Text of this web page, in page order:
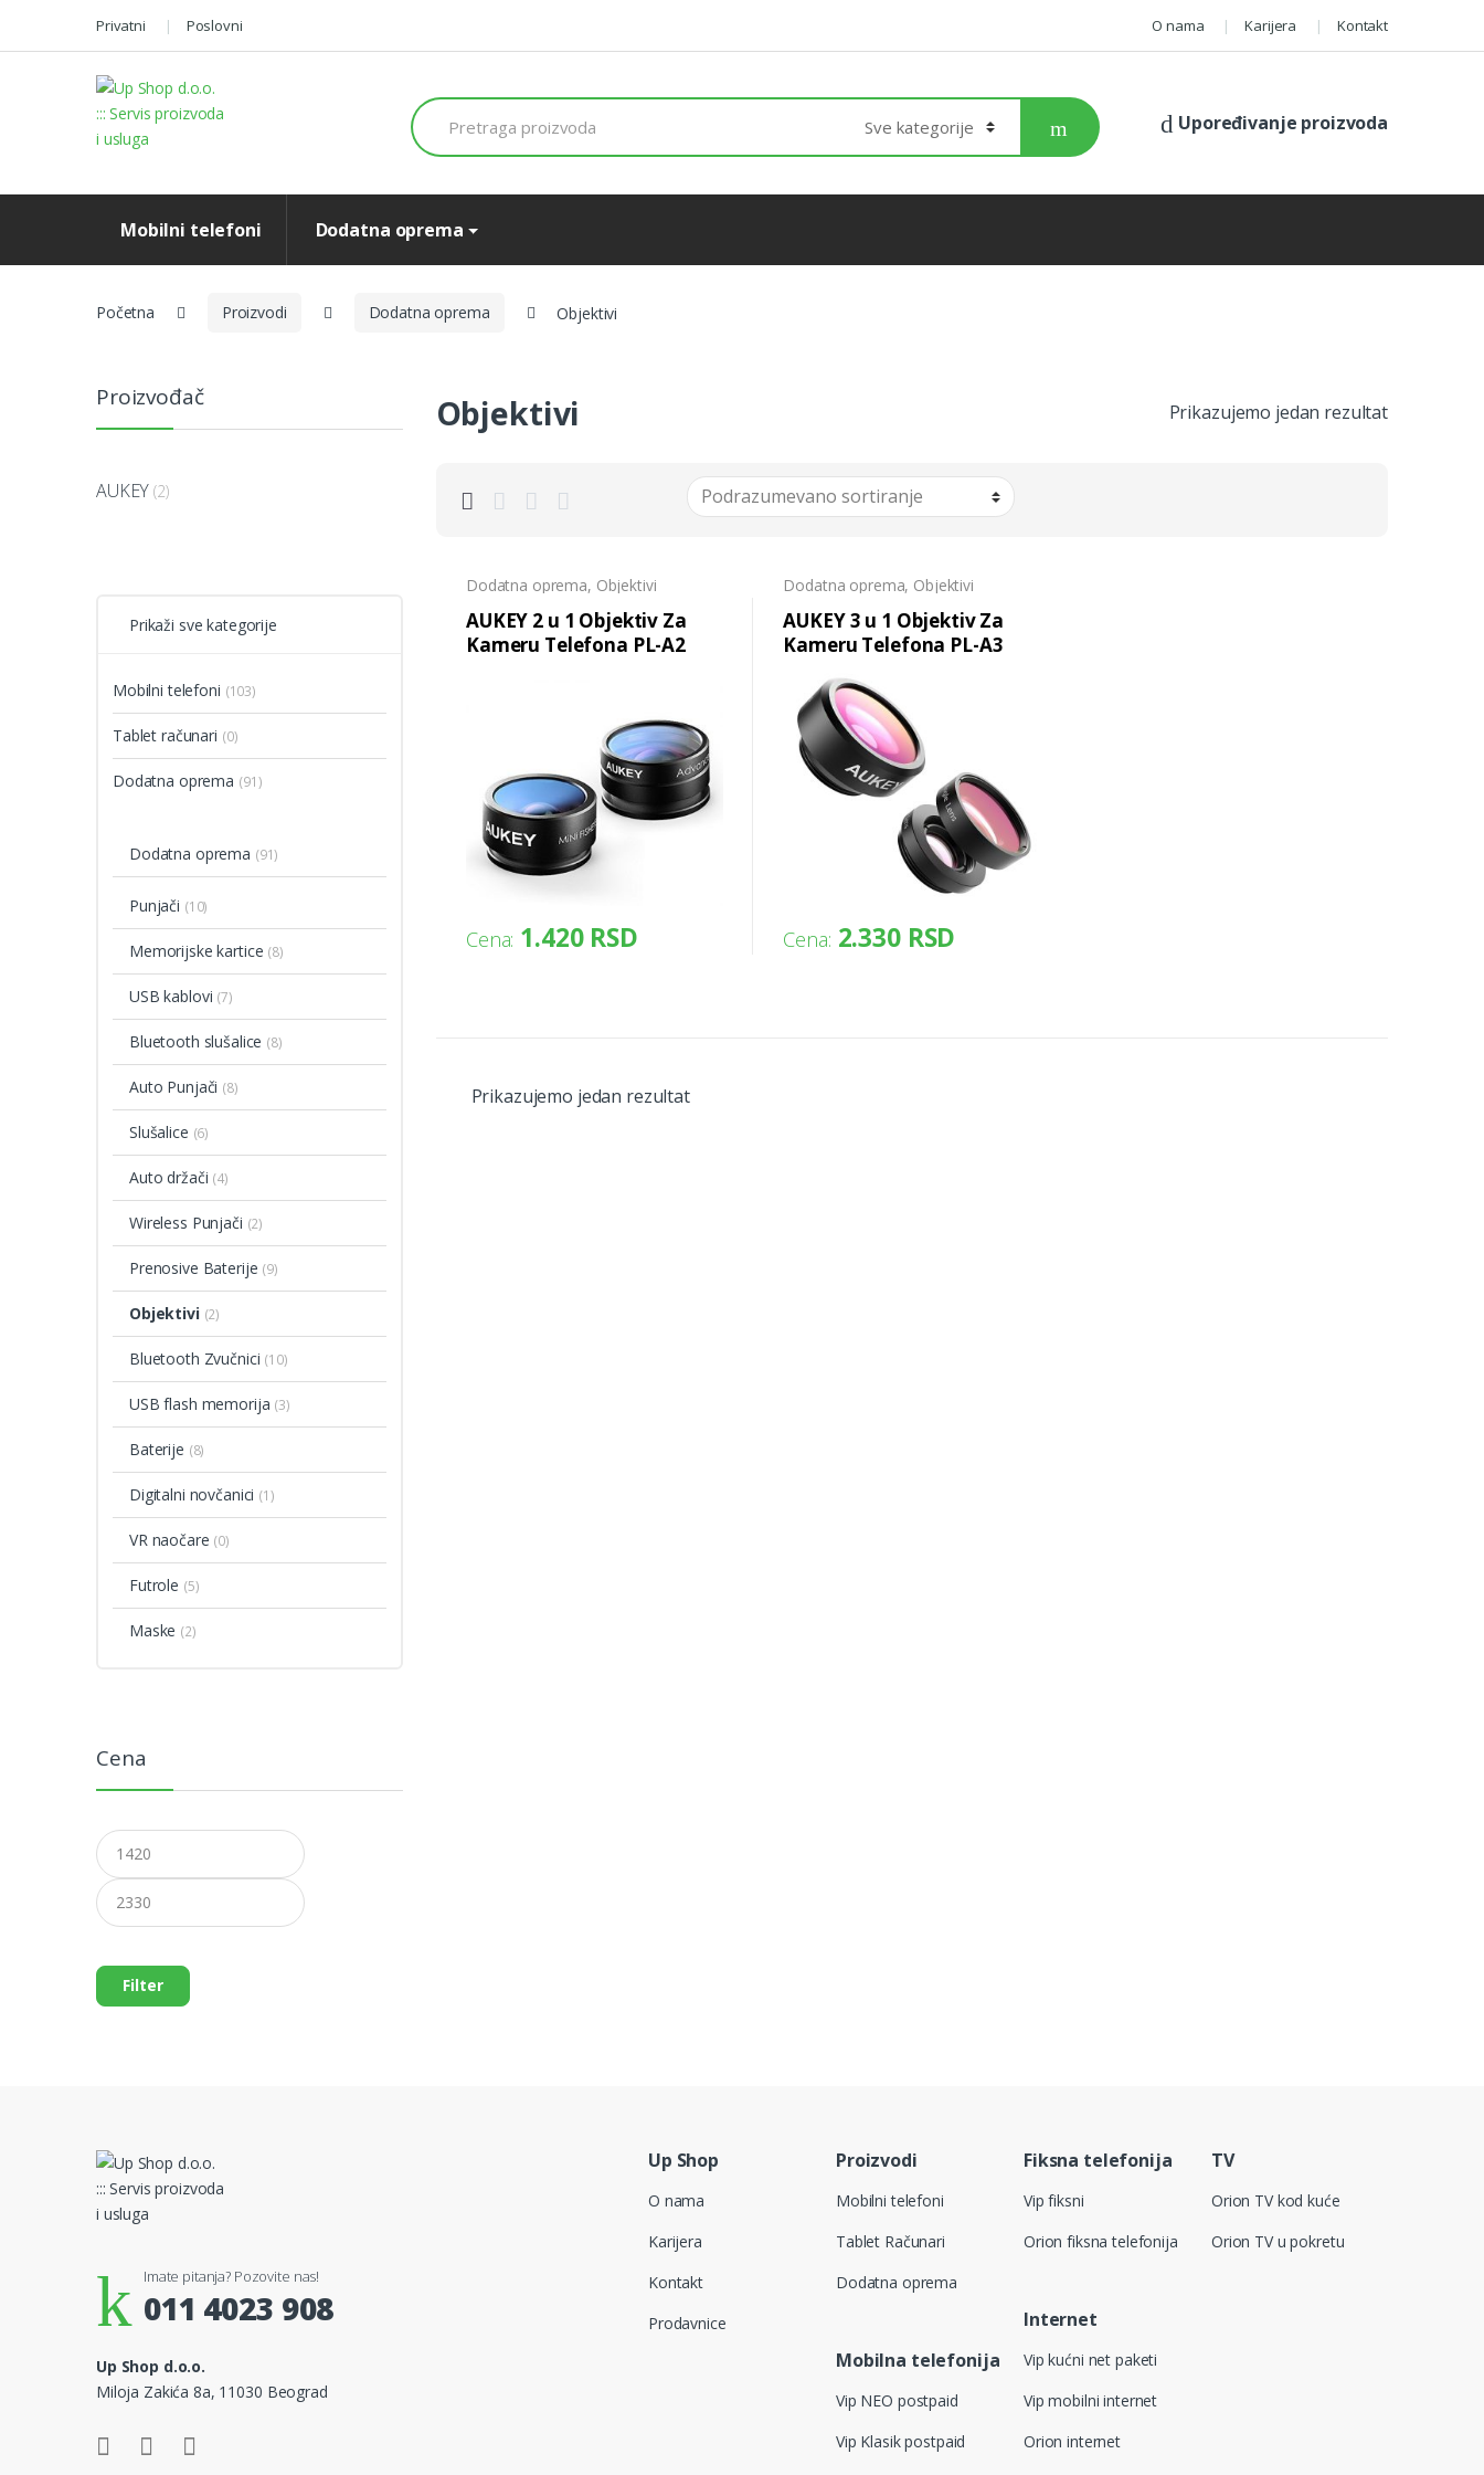
Privatni Poslovni O nama Karijera Kontakt
Search
for:
Upoređivanje proizvoda
Mobilni telefoni Dodatna oprema
Početna Proizvodi Dodatna oprema Objektivi
Objektivi Prikazujemo jedan rezultat
Dodatna oprema, Objektivi
AUKEY 2 u 1 Objektiv Za
Kameru Telefona PL-A2
Cena: 1.420 RSD
Dodatna oprema, Objektivi
AUKEY 3 u 1 Objektiv Za
Kameru Telefona PL-A3
Cena: 2.330 RSD
Prikazujemo jedan rezultat
Proizvođač
AUKEY (2)
Prikaži sve kategorije
Mobilni telefoni (103)
Tablet računari (0)
Dodatna oprema (91)
Dodatna oprema (91)
Punjači (10)
Memorijske kartice (8)
USB kablovi (7)
Bluetooth slušalice (8)
Auto Punjači (8)
Slušalice (6)
Auto držači (4)
Wireless Punjači (2)
Prenosive Baterije (9)
Objektivi (2)
Bluetooth Zvučnici (10)
USB flash memorija (3)
Baterije (8)
Digitalni novčanici (1)
VR naočare (0)
Futrole (5)
Maske (2)
Cena
Filter
Up Shop
O nama
Karijera
Kontakt
Prodavnice
Proizvodi
Mobilni telefoni
Tablet Računari
Dodatna oprema
Mobilna telefonija
Vip NEO postpaid
Vip Klasik postpaid
Fiksna telefonija
Vip fiksni
Orion fiksna telefonija
Internet
Vip kućni net paketi
Vip mobilni internet
Orion internet
TV
Orion TV kod kuće
Orion TV u pokretu
Imate pitanja? Pozovite nas!
011 4023 908
Up Shop d.o.o.
Miloja Zakića 8a, 11030 Beograd